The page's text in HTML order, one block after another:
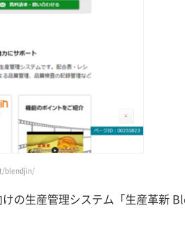
blendjin/
の生産管理システム「生産革新